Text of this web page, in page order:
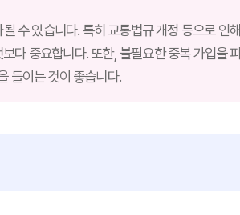
수 있습니다. 특히 교통법규 개정 등으로 인해
다 중요합니다. 또한, 불필요한 중복 가입을 피
들이는 것이 좋습니다.